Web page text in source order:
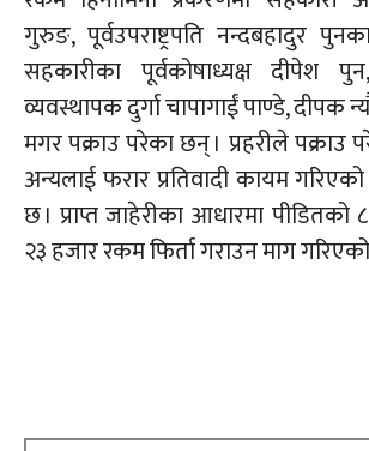
गुरुङ, पूर्वउपराष्ट्रपति नन्दबहादुर
सहकारीका पूर्वकोषाध्यक्ष दीपेश
व्यवस्थापक दुर्गा चापागाईं पाण्डे, दीपक
मगर पक्राउ परेका छन् । प्रहरीले पक्राउ
अन्यलाई फरार प्रतिवादी कायम
छ । प्राप्त जाहेरीका आधारमा
२३ हजार रकम फिर्ता गराउन माग